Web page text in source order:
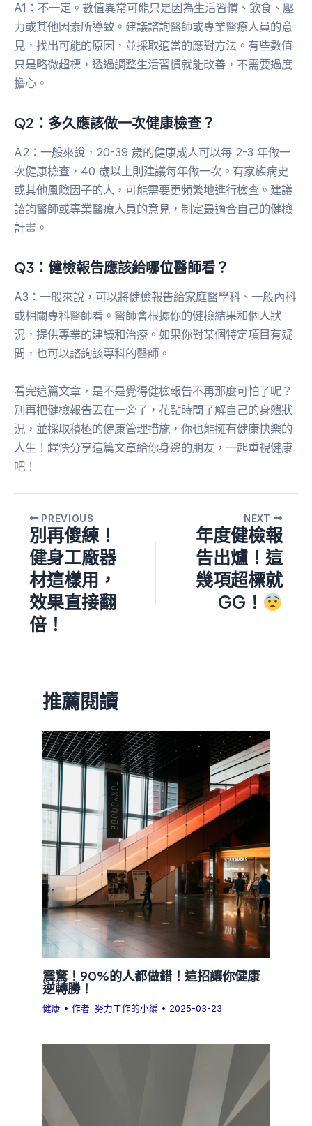
A1：不一定。數值異常可能只是因為生活習慣、飲食、壓
力或其他因素所導致。建議諮詢醫師或專業醫療人員的意
見，找出可能的原因，並採取適當的應對方法。有些數值
只是略微超標，透過調整生活習慣就能改善，不需要過度
擔心。
Q2：多久應該做一次健康檢查？
A2：一般來說，20-39 歲的健康成人可以每 2-3 年做一
次健康檢查，40 歲以上則建議每年做一次。有家族病史
或其他風險因子的人，可能需要更頻繁地進行檢查。建議
諮詢醫師或專業醫療人員的意見，制定最適合自己的健檢
計畫。
Q3：健檢報告應該給哪位醫師看？
A3：一般來說，可以將健檢報告給家庭醫學科、一般內科
或相關專科醫師看。醫師會根據你的健檢結果和個人狀
況，提供專業的建議和治療。如果你對某個特定項目有疑
問，也可以諮詢該專科的醫師。
看完這篇文章，是不是覺得健檢報告不再那麼可怕了呢？
別再把健檢報告丟在一旁了，花點時間了解自己的身體狀
況，並採取積極的健康管理措施，你也能擁有健康快樂的
人生！趕快分享這篇文章給你身邊的朋友，一起重視健康
吧！
PREVIOUS
別再傻練！
健身工廠器
材這樣用，
效果直接翻
倍！
NEXT
年度健檢報
告出爐！這
幾項超標就
GG！
推薦閱讀
震驚！90%的人都做錯！這招讓你健康
逆轉勝！
健康 • 作者:努力工作的小編 • 2025-03-23